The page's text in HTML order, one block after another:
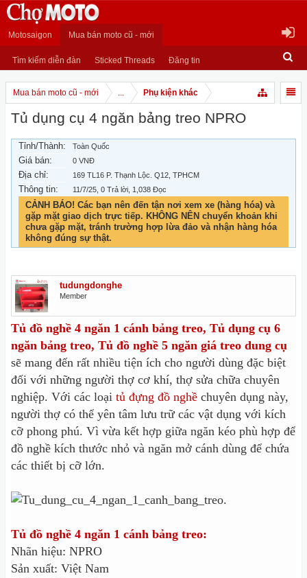
Motosaigon Mua bán moto cũ - mới
Tìm kiếm diễn đàn Sticked Threads Đăng tin
Mua bán moto cũ - mới ... Phụ kiện khác
Tủ dụng cụ 4 ngăn bảng treo NPRO
Tỉnh/Thành: Toàn Quốc
Giá bán: 0 VNĐ
Địa chỉ: 169 TL16 P. Thạnh Lộc. Q12, TPHCM
Thông tin: 11/7/25 , 0 Trả lời, 1,038 Đọc
CẢNH BÁO! Các bạn nên đến tận nơi xem xe (hàng hóa) và
gặp mặt giao dịch trực tiếp. KHÔNG NÊN chuyển khoản khi
chưa gặp mặt, tránh trường hợp lừa đảo và nhận hàng hóa
không đúng sự thật.
tudungdonghe
Member
Tủ đồ nghề 4 ngăn 1 cánh bảng treo, Tủ dụng cụ 6
ngăn bảng treo, Tủ đồ nghề 5 ngăn giá treo dung cụ
sẽ mang đến rất nhiều tiện ích cho người dùng đặc biệt
đối với những người thợ cơ khí, thợ sửa chữa chuyên
nghiệp. Với các loại tủ đựng đồ nghề chuyên dụng này,
người thợ có thể yên tâm lưu trữ các vật dụng với kích
cỡ phong phú. Vì vừa kết hợp giữa ngăn kéo phù hợp để
đồ nghề kích thước nhỏ và ngăn mở cánh dùng để chứa
các thiết bị cỡ lớn.
Tủ đồ nghề 4 ngăn 1 cánh bảng treo:
Nhãn hiệu: NPRO
Sản xuất: Việt Nam